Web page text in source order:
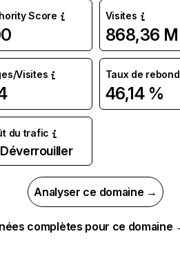
Score Visites
868,36 M
Visites Taux de rebond
46,14 %
du trafic
Déverrouiller
Analyser ce domaine →
complètes pour ce domaine